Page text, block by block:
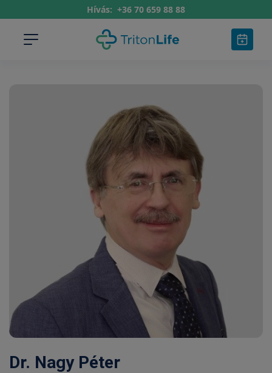
Hívás: +36 70 659 88 88
Dr. Nagy Péter